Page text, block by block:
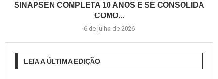
SINAPSEN COMPLETA 10 ANOS E SE CONSOLIDA
COMO...
6 de julho de 2026
LEIA A ÚLTIMA EDIÇÃO